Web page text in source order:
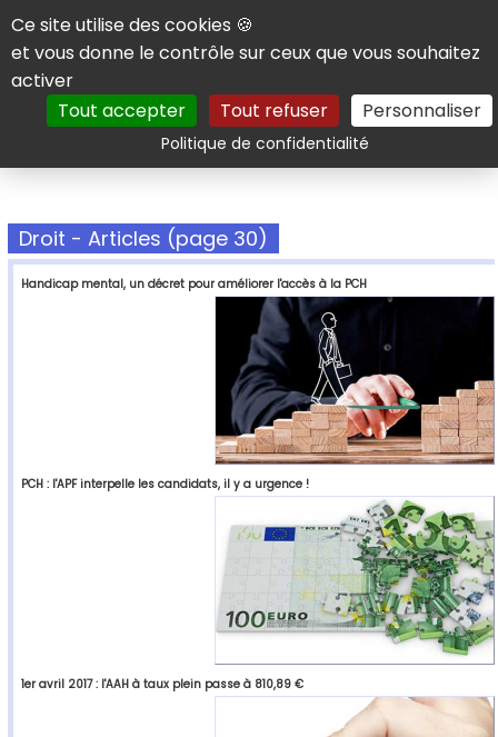
Panneau de gestion des cookies
Ce site utilise des cookies 🍪
et vous donne le contrôle sur ceux que vous souhaitez
activer
Tout accepter
Tout refuser Personnaliser
Politique de confidentialitéRechercher
Droit - Articles (page 30)
Handicap mental, un décret pour améliorer l'accès à la PCH
PCH : l'APF interpelle les candidats, il y a urgence !
1er avril 2017 : l'AAH à taux plein passe à 810,89 €